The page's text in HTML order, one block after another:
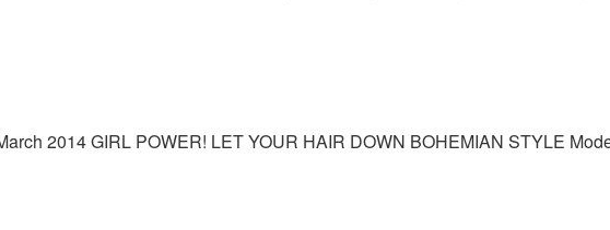
2014 GIRL POWER! LET YOUR HAIR DOWN BOHEMIAN STYLE